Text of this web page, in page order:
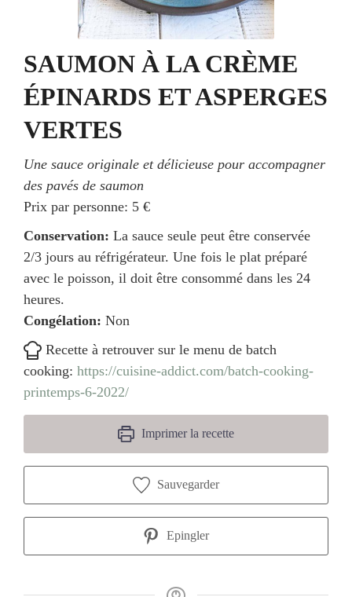
SAUMON À LA CRÈME
ÉPINARDS ET ASPERGES
VERTES
Une sauce originale et délicieuse pour accompagner
des pavés de saumon
Prix par personne: 5 €
Conservation: La sauce seule peut être conservée
2/3 jours au réfrigérateur. Une fois le plat préparé
avec le poisson, il doit être consommé dans les 24
heures.
Congélation: Non
Recette à retrouver sur le menu de batch
cooking: https://cuisine-addict.com/batch-cooking-
printemps-6-2022/
Imprimer la recette
Sauvegarder
Epingler